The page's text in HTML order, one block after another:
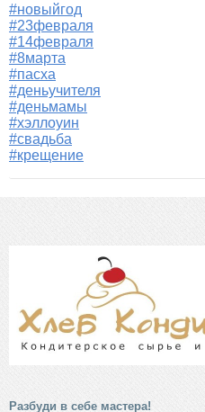
#новыйгод
#23февраля
#14февраля
#8марта
#пасха
#деньучителя
#деньмамы
#хэллоуин
#свадьба
#крещение
Разбуди в себе мастера!